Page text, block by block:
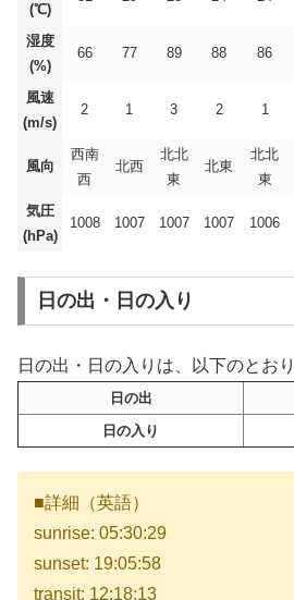
(℃)
湿度
(%)
66 77 89 88 86
風速
(m/s)
2 1 3 2 1
風向
西南
西
北西
北北
東
北東
北北
東
気圧
(hPa)
1008 1007 1007 1007 1006
日の出・日の入り
日の出・日の入りは、以下のとおり
日の出
日の入り
■詳細（英語）
sunrise: 05:30:29
sunset: 19:05:58
transit: 12:18:13